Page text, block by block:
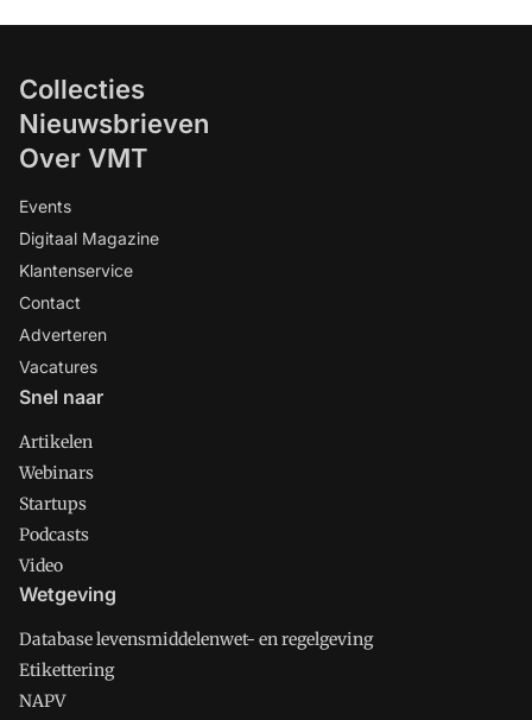
Collecties
Nieuwsbrieven
Over VMT
Events
Digitaal Magazine
Klantenservice
Contact
Adverteren
Vacatures
Snel naar
Artikelen
Webinars
Startups
Podcasts
Video
Wetgeving
Database levensmiddelenwet- en regelgeving
Etikettering
NAPV